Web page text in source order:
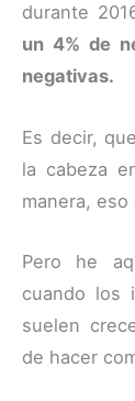
durante
un 4% de
negativas.
Es decir,
la cabeza
manera, eso
Pero he
cuando los
suelen
de hacer